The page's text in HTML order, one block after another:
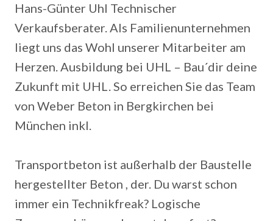
Hans-Günter Uhl Technischer
Verkaufsberater. Als Familienunternehmen
liegt uns das Wohl unserer Mitarbeiter am
Herzen.Ausbildung bei UHL – Bau´dir deine
Zukunft mit UHL. So erreichen Sie das Team
von Weber Beton in Bergkirchen bei
München inkl.
Transportbeton ist außerhalb der Baustelle
hergestellter Beton , der. Du warst schon
immer ein Technikfreak? Logische